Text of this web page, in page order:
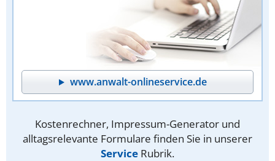
www.anwalt-onlineservice.de
Kostenrechner, Impressum-Generator und
alltagsrelevante Formulare finden Sie in unserer
Service Rubrik.